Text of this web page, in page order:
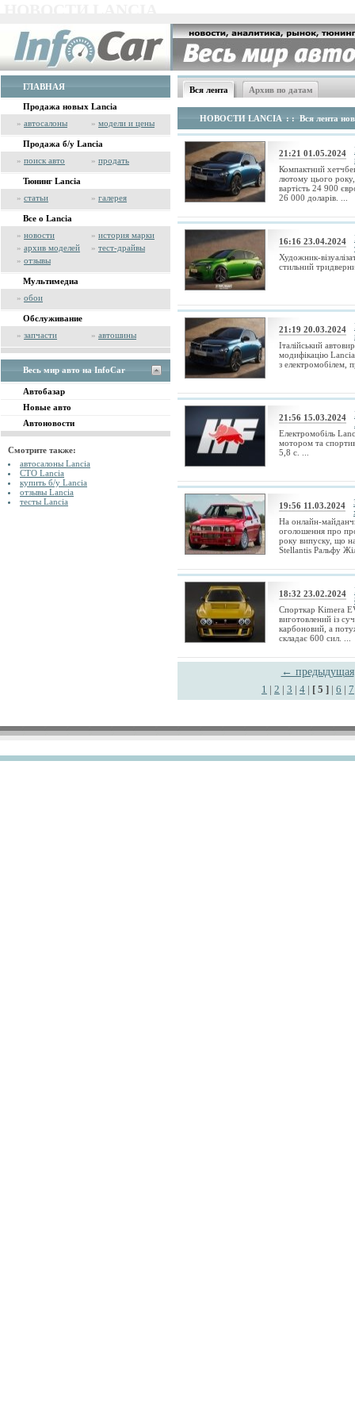
ГЛАВНАЯ
Продажа новых Lancia
» автосалоны » модели и цены
Продажа б/у Lancia
» поиск авто » продать
Тюнинг Lancia
» статьи » галерея
Все о Lancia
» новости » история марки
» архив моделей » тест-драйвы
» отзывы
Мультимедиа
» обои
Обслуживание
» запчасти » автошины
Весь мир авто на InfoCar
Автобазар
Новые авто
Автоновости
Смотрите также:
автосалоны Lancia
СТО Lancia
купить б/у Lancia
отзывы Lancia
тесты Lancia
Вся лента Архив по датам
НОВОСТИ LANCIA : : Вся лента
21:21 01.05.2024
Компактний
лютому цього року,
вартість 24 900
26 000 доларів. ...
16:16 23.04.2024
Художник-
стильний
21:19 20.03.2024
Італійський
модифікацію
з електромобілем,
21:56 15.03.2024
Електромобіль
мотором та
5,8 с. ...
19:56 11.03.2024
На онлайн-
оголошення про
року випуску, що
Stellantis Ральфу
18:32 23.02.2024
Спорткар Kimera
виготовлений із
карбоновий, а
складає 600 сил. ...
← предыдущая
1 | 2 | 3 | 4 | [ 5 ] | 6 | 7